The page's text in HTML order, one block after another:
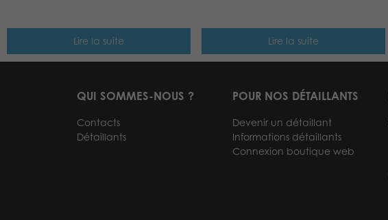
Lire la suite Lire la suite
QUI SOMMES-NOUS ?
Contacts
Détaillants
POUR NOS DÉTAILLANTS
Devenir un détaillant
Informations détaillants
Connexion boutique web